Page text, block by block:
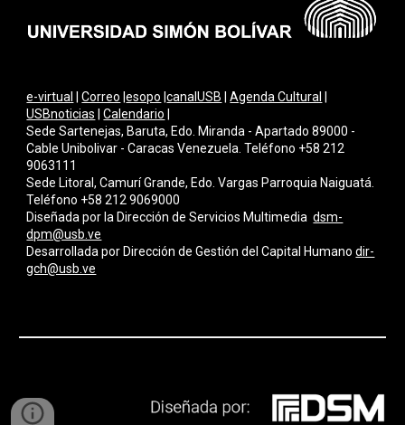
e-virtual |Correo |esopo |canalUSB |Agenda Cultural
USBnoticias |Calendario
Sede Sartenejas, Baruta, Edo. Miranda - Apartado 89000 -
Cable Unibolivar - Caracas Venezuela. Teléfono +58 212
9063111
Sede Litoral, Camurí Grande, Edo. Vargas Parroquia Naiguatá.
Teléfono +58 212 9069000
Diseñada por la Dirección de Servicios Multimediadsm-
dpm@usb.ve
Desarrollada por Dirección de Gestión del Capital Humano dir-
gch@usb.ve